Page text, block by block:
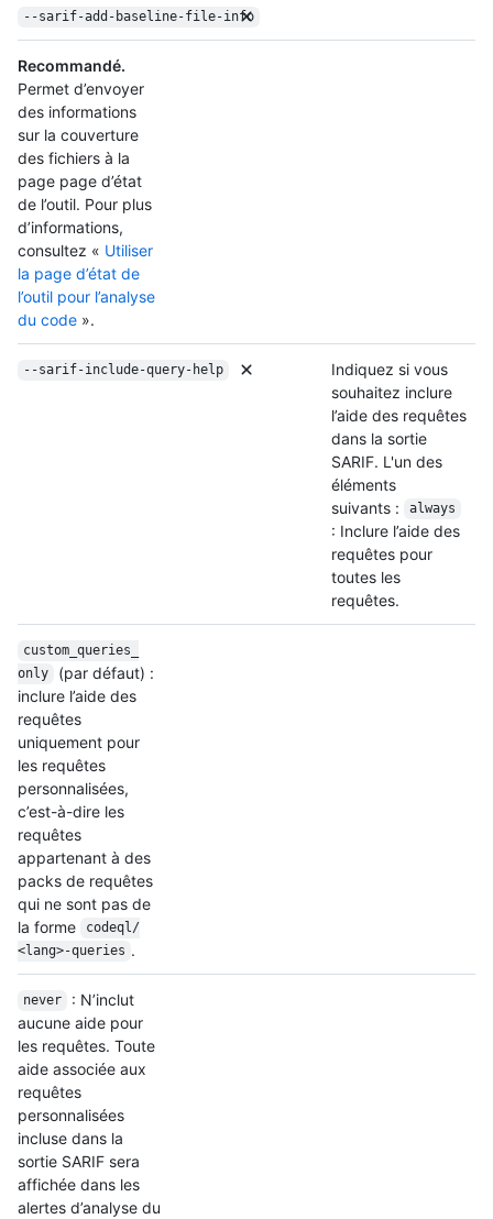
--sarif-add-baseline-file-info
Recommandé.
Permet d’envoyer
des informations
sur la couverture
des fichiers à la
page page d’état
de l’outil. Pour plus
d’informations,
consultez « Utiliser
la page d’état de
l’outil pour l’analyse
du code ».
--sarif-include-query-help
Indiquez si vous
souhaitez inclure
l’aide des requêtes
dans la sortie
SARIF. L'un des
éléments
suivants :
always
: Inclure l’aide des
requêtes pour
toutes les
requêtes.
custom_queries_
only
(par défaut) :
inclure l’aide des
requêtes
uniquement pour
les requêtes
personnalisées,
c’est-à-dire les
requêtes
appartenant à des
packs de requêtes
qui ne sont pas de
la forme
codeql/
<lang>-queries .
never
: N’inclut
aucune aide pour
les requêtes. Toute
aide associée aux
requêtes
personnalisées
incluse dans la
sortie SARIF sera
affichée dans les
alertes d’analyse du